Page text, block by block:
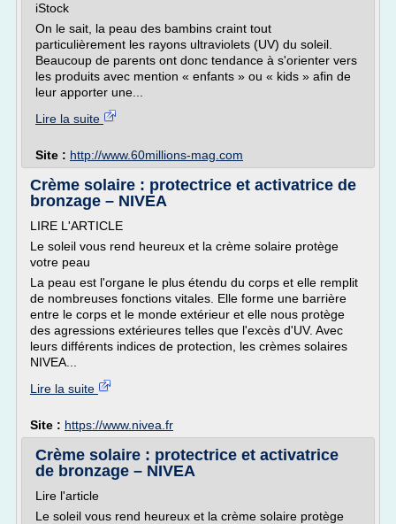
iStock
On le sait, la peau des bambins craint tout
particulièrement les rayons ultraviolets (UV) du soleil.
Beaucoup de parents ont donc tendance à s'orienter vers
les produits avec mention « enfants » ou « kids » afin de
leur apporter une...
Lire la suite
Site : http://www.60millions-mag.com
Crème solaire : protectrice et activatrice de
bronzage – NIVEA
LIRE L'ARTICLE
Le soleil vous rend heureux et la crème solaire protège
votre peau
La peau est l'organe le plus étendu du corps et elle remplit
de nombreuses fonctions vitales. Elle forme une barrière
entre le corps et le monde extérieur et elle nous protège
des agressions extérieures telles que l'excès d'UV. Avec
leurs différents indices de protection, les crèmes solaires
NIVEA...
Lire la suite
Site : https://www.nivea.fr
Crème solaire : protectrice et activatrice
de bronzage – NIVEA
Lire l'article
Le soleil vous rend heureux et la crème solaire protège